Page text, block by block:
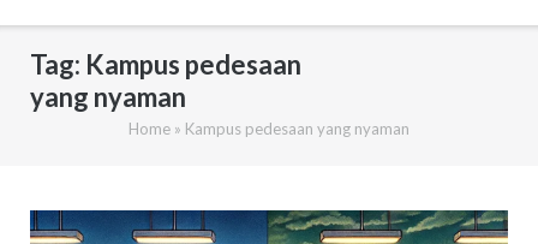
Tag: Kampus pedesaan
yang nyaman
Home » Kampus pedesaan yang nyaman